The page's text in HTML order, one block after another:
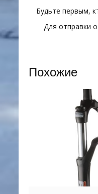
Будьте первым,
Для отправки
Похожие